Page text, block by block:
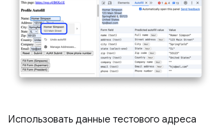
Использовать данные тестового адреса